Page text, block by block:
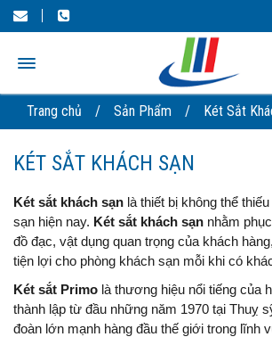
Trang chủ / Sản Phẩm / Két Sắt
KÉT SẮT KHÁCH SẠN
Két sắt khách sạn là thiết bị không thể
sạn hiện nay. Két sắt khách sạn nhằm
đồ đạc, vật dụng quan trọng của khách
tiện lợi cho phòng khách sạn mỗi khi có
Két sắt Primo là thương hiệu nổi tiếng của
thành lập từ đầu những năm 1970 tại Thuỵ
đoàn lớn mạnh hàng đầu thế giới trong lĩnh